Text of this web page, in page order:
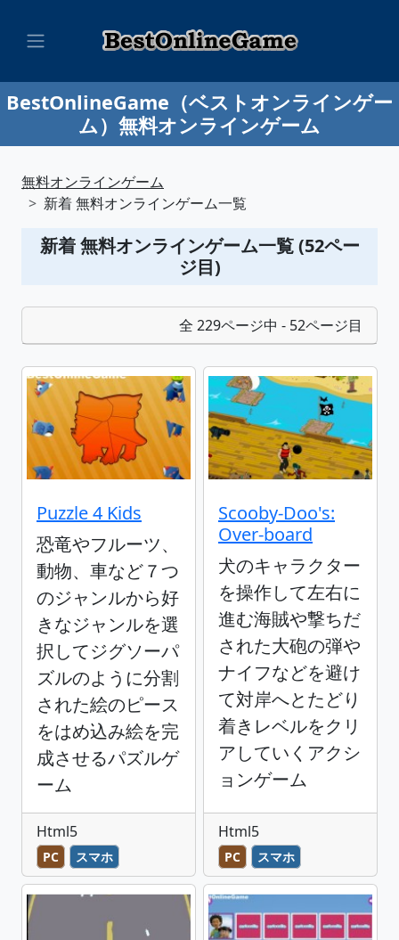
BestOnlineGame（ベストオンラインゲー
ム）無料オンラインゲーム
無料オンラインゲーム
新着 無料オンラインゲーム一覧
新着 無料オンラインゲーム一覧 (52ペー
ジ目)
全 229ページ中 - 52ページ目
Puzzle 4 Kids
恐竜やフルーツ、
動物、車など７つ
のジャンルから好
きなジャンルを選
択してジグソーパ
ズルのように分割
された絵のピース
をはめ込み絵を完
成させるパズルゲ
ーム
Html5
PC スマホ
Scooby-Doo's:
Over-board
犬のキャラクター
を操作して左右に
進む海賊や撃ちだ
された大砲の弾や
ナイフなどを避け
て対岸へとたどり
着きレベルをクリ
アしていくアクシ
ョンゲーム
Html5
PC スマホ